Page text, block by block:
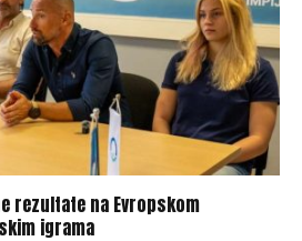
rezultate na Evropskom
igrama